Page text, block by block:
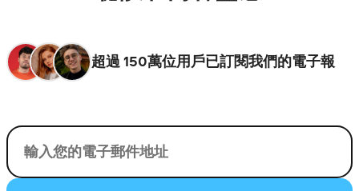
超過 150萬位用戶已訂閱我們的電子報
您的電子郵件